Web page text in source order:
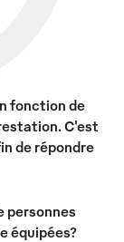
fonction de
C'est
de répondre
personnes
équipées?